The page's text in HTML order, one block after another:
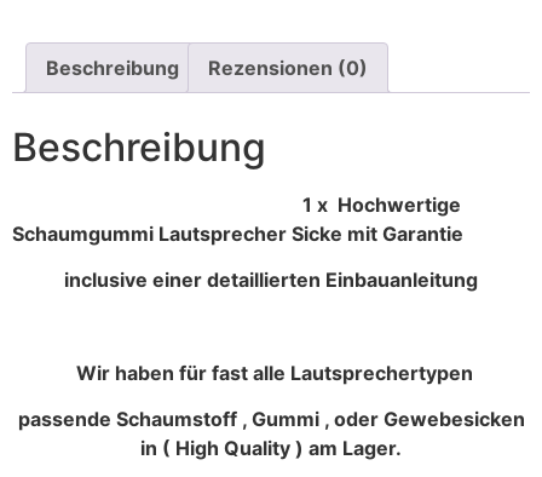
Beschreibung Rezensionen (0)
Beschreibung
1 x Hochwertige
Schaumgummi Lautsprecher Sicke mit Garantie
inclusive einer detaillierten Einbauanleitung
Wir haben für fast alle Lautsprechertypen
passende Schaumstoff , Gummi , oder Gewebesicken
in ( High Quality ) am Lager.